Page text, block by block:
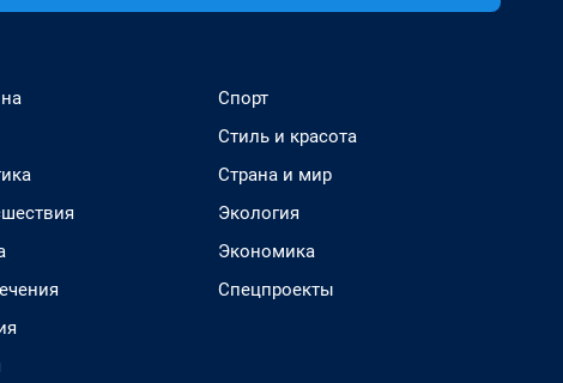
Спорт
Стиль и красота
Страна и мир
Экология
Экономика
Спецпроекты